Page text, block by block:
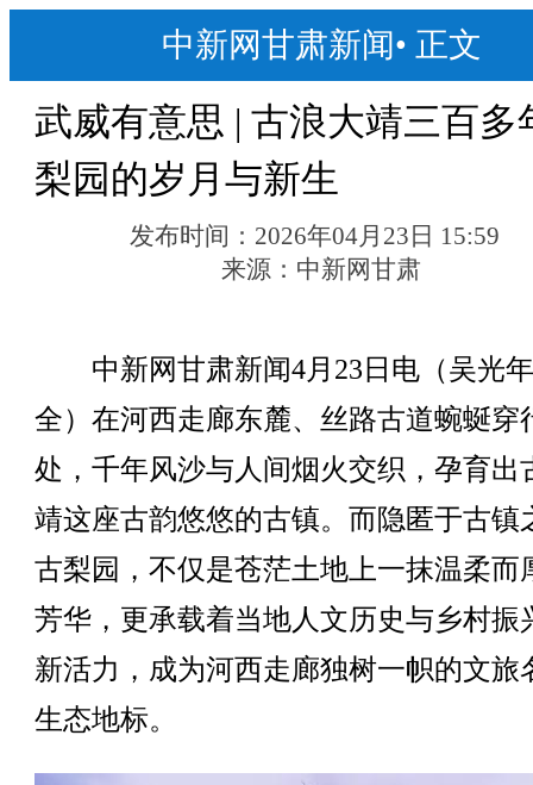
中新网甘肃新闻• 正文
武威有意思 | 古浪大靖三百多
梨园的岁月与新生
发布时间： 2026年04月23日 15:59
来源： 中新网甘肃
中新网甘肃新闻4月23日电（吴光
全）在河西走廊东麓、丝路古道蜿蜒穿
处，千年风沙与人间烟火交织，孕育出
靖这座古韵悠悠的古镇。而隐匿于古镇
古梨园，不仅是苍茫土地上一抹温柔而
芳华，更承载着当地人文历史与乡村振
新活力，成为河西走廊独树一帜的文旅
生态地标。